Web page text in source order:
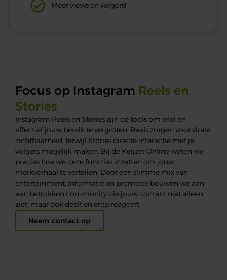
Meer views en volgers!
Focus op Instagram Reels en
Stories
Instagram Reels en Stories zijn dé tools om snel en
effectief jouw bereik te vergroten. Reels zorgen voor virale
zichtbaarheid, terwijl Stories directe interactie met je
volgers mogelijk maken. Bij de Keijzer Online weten we
precies hoe we deze functies inzetten om jouw
merkverhaal te vertellen. Door een slimme mix van
entertainment, informatie en promotie bouwen we aan
een betrokken community die jouw content niet alleen
ziet, maar ook deelt en erop reageert.
Neem contact op